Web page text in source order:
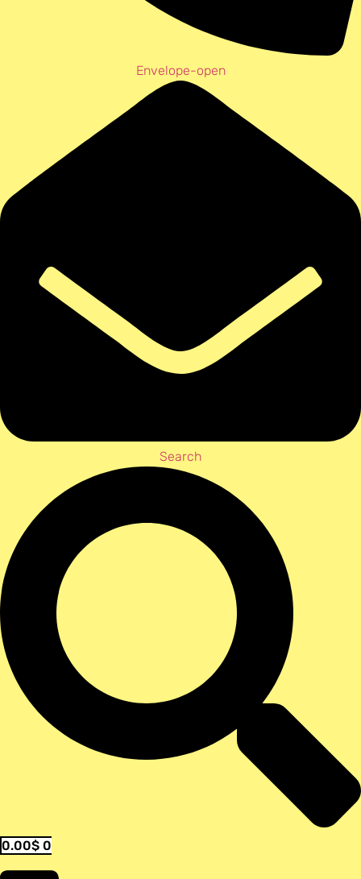
Envelope-open
Search
0.00$ 0